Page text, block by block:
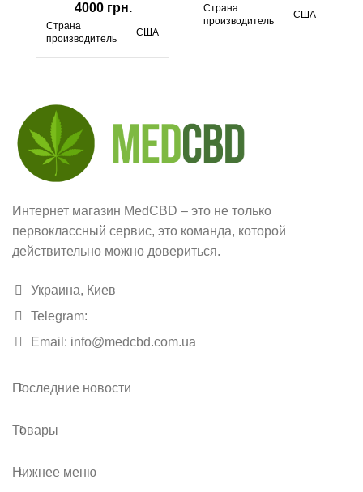
4000 грн.
Страна
производитель
США
Вид Капсулы
Содержимого 60 шт
капсулу
45/25 мг
Страна
производитель
США
Содержимого
Интернет магазин MedCBD – это не только
первоклассный сервис, это команда, которой
действительно можно довериться.
Украина, Киев
Telegram:
Email: info@medcbd.com.ua
Последние новости
Товары
Нижнее меню